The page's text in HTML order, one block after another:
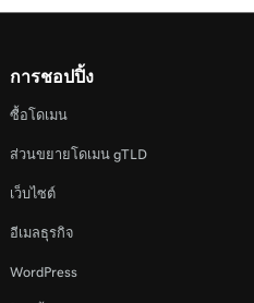
การชอปปิ้ง
ซื้อโดเมน
ส่วนขยายโดเมน gTLD
เว็บไซต์
อีเมลธุรกิจ
WordPress